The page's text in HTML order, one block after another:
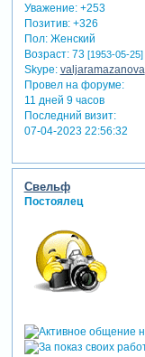
Уважение: +253
Позитив: +326
Пол:Женский
Возраст:73 [1953-05-25]
Skype: valjaramazanova
Провел на форуме:
11 дней 9 часов
Последний визит:
07-04-2023 22:56:32
Свельф
Постоялец